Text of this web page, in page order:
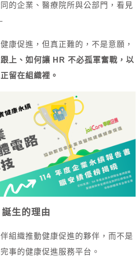
的企業、醫療院所與公部門，看見
康促進，但真正難的，不是意願，
上、如何讓 HR 不必孤軍奮戰，以
留在組織裡。
生的理由
織推動健康促進的夥伴，而不是
事的健康促進服務平台。